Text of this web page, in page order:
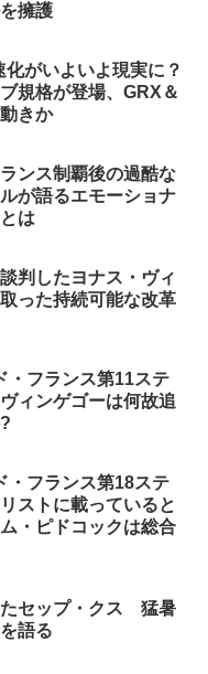
擁護
がいよいよ現実に？
規格が登場、GRX＆
きか
ンス制覇後の過酷な
が語るエモーショナ
は
判したヨナス・ヴィ
った持続可能な改革
・フランス第11ステ
ィンゲゴーは何故追
・フランス第18ステ
ストに載っていると
・ピドコックは総合
セップ・クス 猛暑
語る